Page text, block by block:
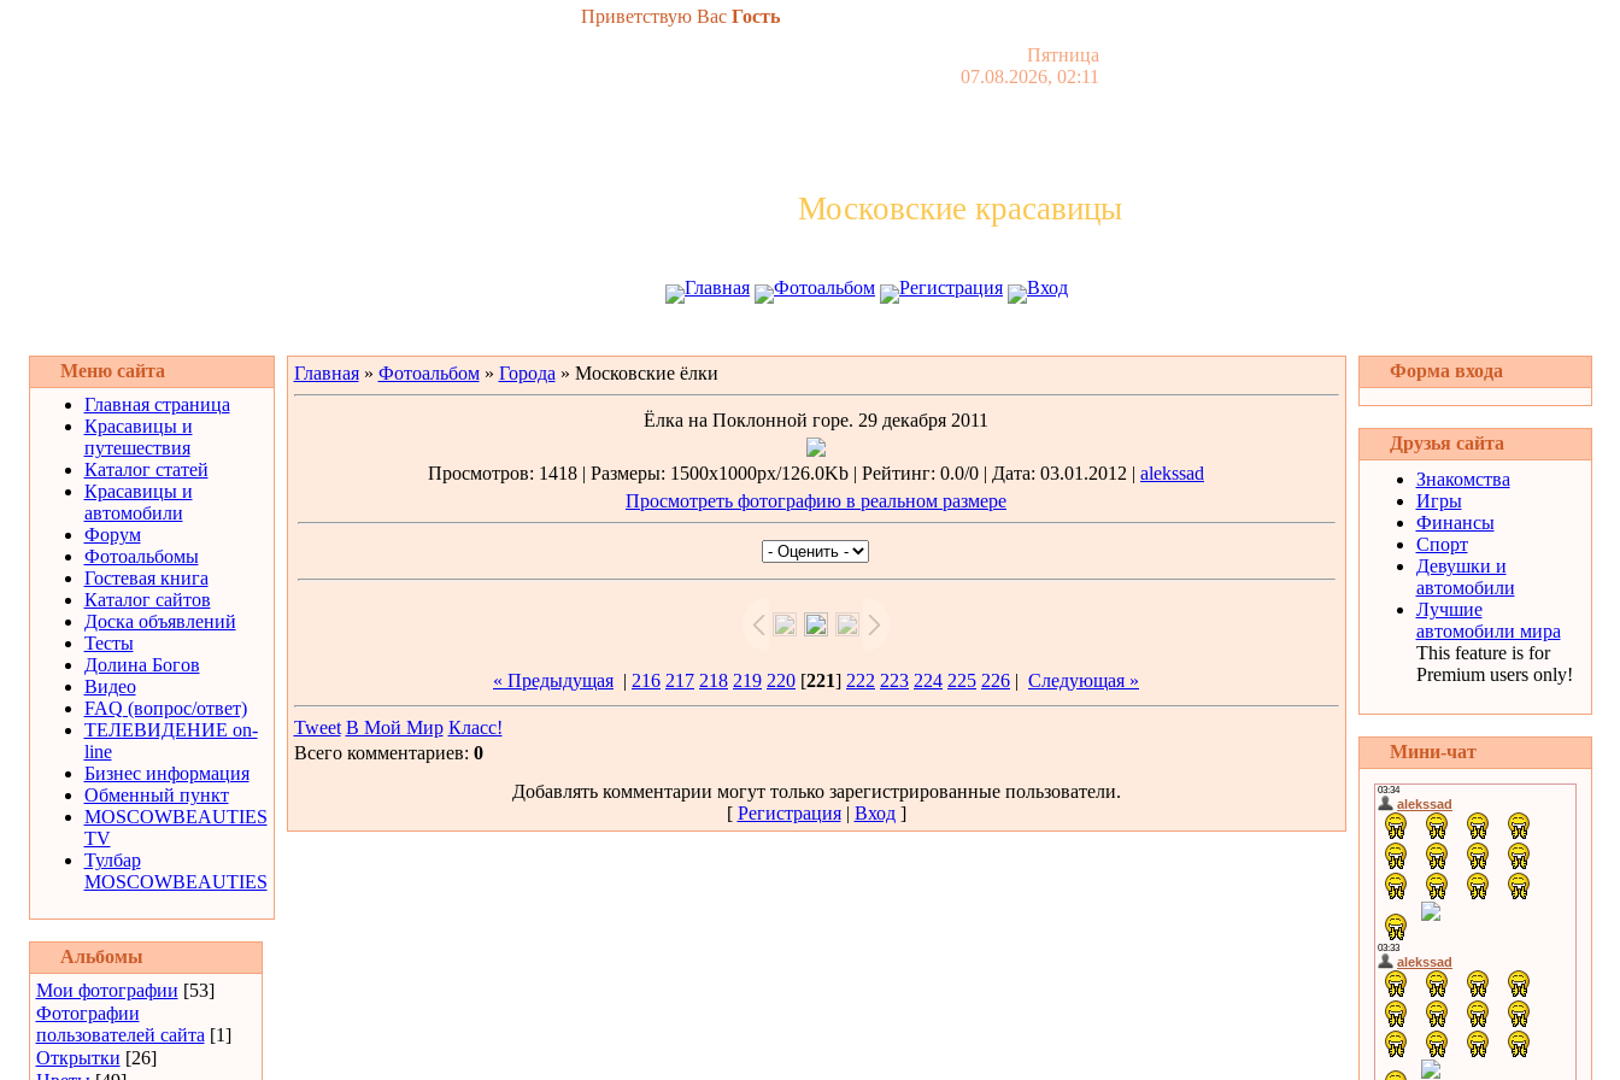
Приветствую Вас Гость
Пятница
07.08.2026, 02:11
Московские красавицы
Главная Фотоальбом Регистрация Вход
Меню сайта
Главная страница
Красавицы и
путешествия
Каталог статей
Красавицы и
автомобили
Форум
Фотоальбомы
Гостевая книга
Каталог сайтов
Доска объявлений
Тесты
Долина Богов
Видео
FAQ (вопрос/ответ)
ТЕЛЕВИДЕНИЕ on-
line
Бизнес информация
Обменный пункт
MOSCOWBEAUTIES
TV
Тулбар
MOSCOWBEAUTIES
Альбомы
Мои фотографии [53]
Фотографии
пользователей сайта [1]
Открытки [26]
Главная» Фотоальбом» Города » Московские ёлки
Ёлка на Поклонной горе. 29 декабря 2011
Просмотров: 1418 | Размеры: 1500x1000px/126.0Kb | Рейтинг: 0.0/0 | Дата: 03.01.2012 | alekssad
Просмотреть фотографию в реальном размере
« Предыдущая | 216 217 218 219 220 [221] 222 223 224 225 226 | Следующая »
Tweet В Мой Мир Класс!
Всего комментариев: 0
Добавлять комментарии могут только зарегистрированные пользователи.
[ Регистрация| Вход]
Форма входа
Друзья сайта
Знакомства
Игры
Финансы
Спорт
Девушки и
автомобили
Лучшие
автомобили мира
This feature is for
Premium users only!
Мини-чат